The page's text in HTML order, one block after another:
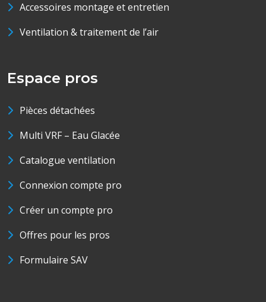
Accessoires montage et entretien
Ventilation & traitement de l’air
Espace pros
Pièces détachées
Multi VRF – Eau Glacée
Catalogue ventilation
Connexion compte pro
Créer un compte pro
Offres pour les pros
Formulaire SAV